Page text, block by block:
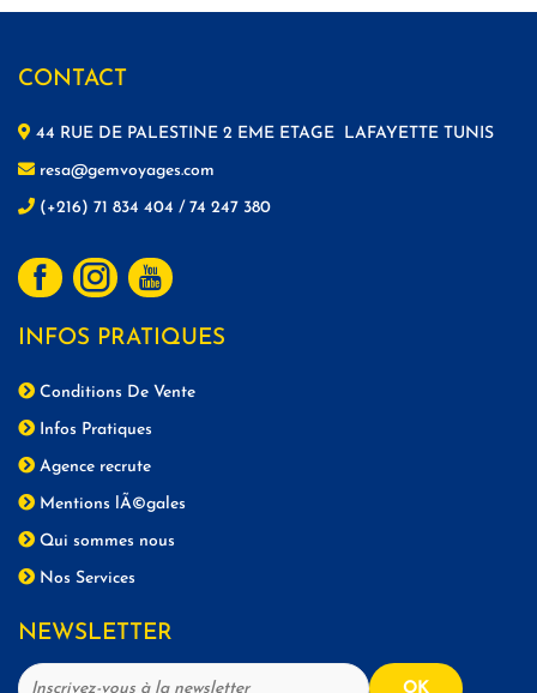
CONTACT
44 RUE DE PALESTINE 2 EME ETAGE LAFAYETTE TUNIS
resa@gemvoyages.com
(+216) 71 834 404 / 74 247 380
INFOS PRATIQUES
Conditions De Vente
Infos Pratiques
Agence recrute
Mentions lÃ©gales
Qui sommes nous
Nos Services
NEWSLETTER
OK